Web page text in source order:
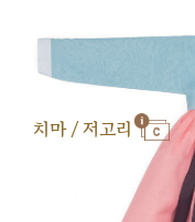
치마 / 저고리